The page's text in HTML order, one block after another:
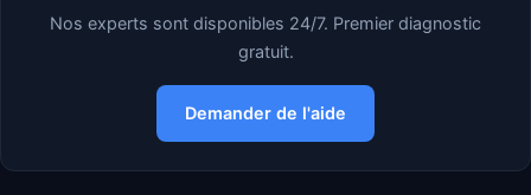
Nos experts sont disponibles 24/7. Premier diagnostic
gratuit.
Demander de l'aide